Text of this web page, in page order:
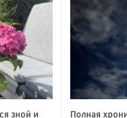
зной и Полная